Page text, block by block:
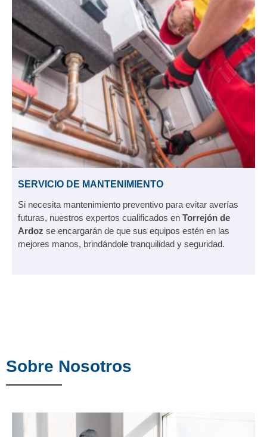
SERVICIO DE MANTENIMIENTO
Si necesita mantenimiento preventivo para evitar averías
futuras, nuestros expertos cualificados en Torrejón de
Ardoz se encargarán de que sus equipos estén en las
mejores manos, brindándole tranquilidad y seguridad.
Sobre Nosotros